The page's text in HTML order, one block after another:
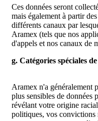
Ces données seront
mais également à partir
différents canaux par
Aramex (tels que nos
d'appels et nos canaux de
g. Catégories spéciales
Aramex n'a généralement
plus sensibles de données
révélant votre origine
politiques, vos convictions